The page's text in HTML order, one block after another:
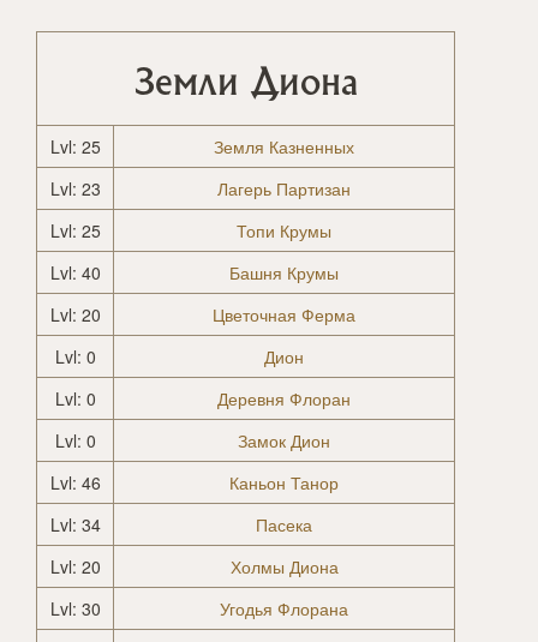
Земли Диона
Lvl: 25
Земля Казненных
Lvl: 23
Лагерь Партизан
Lvl: 25
Топи Крумы
Lvl: 40
Башня Крумы
Lvl: 20
Цветочная Ферма
Lvl: 0
Дион
Lvl: 0
Деревня Флоран
Lvl: 0
Замок Дион
Lvl: 46
Каньон Танор
Lvl: 34
Пасека
Lvl: 20
Холмы Диона
Lvl: 30
Угодья Флорана